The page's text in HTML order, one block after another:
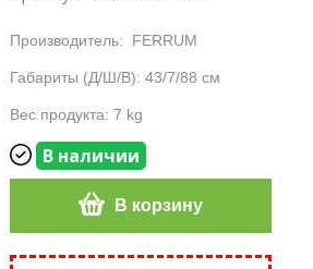
Производитель: FERRUM
Габариты (Д/Ш/В): 43/7/88 см
Вес продукта: 7 kg
В наличии
В корзину